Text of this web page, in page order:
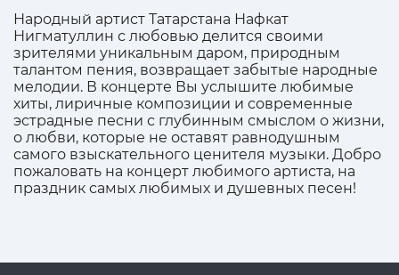
Народный артист Татарстана Нафкат
Нигматуллин с любовью делится своими
зрителями уникальным даром, природным
талантом пения, возвращает забытые народные
мелодии. В концерте Вы услышите любимые
хиты, лиричные композиции и современные
эстрадные песни с глубинным смыслом о жизни,
о любви, которые не оставят равнодушным
самого взыскательного ценителя музыки. Добро
пожаловать на концерт любимого артиста, на
праздник самых любимых и душевных песен!